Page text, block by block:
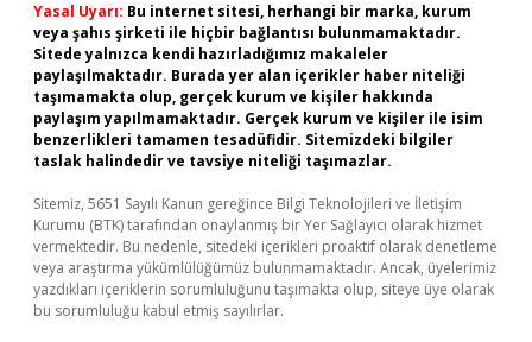
Yasal Uyarı: Bu internet sitesi, herhangi bir marka, kurum
veya şahıs şirketi ile hiçbir bağlantısı bulunmamaktadır.
Sitede yalnızca kendi hazırladığımız makaleler
paylaşılmaktadır. Burada yer alan içerikler haber niteliği
taşımamakta olup, gerçek kurum ve kişiler hakkında
paylaşım yapılmamaktadır. Gerçek kurum ve kişiler ile isim
benzerlikleri tamamen tesadüfidir. Sitemizdeki bilgiler
taslak halindedir ve tavsiye niteliği taşımazlar.
Sitemiz, 5651 Sayılı Kanun gereğince Bilgi Teknolojileri ve İletişim
Kurumu (BTK) tarafından onaylanmış bir Yer Sağlayıcı olarak hizmet
vermektedir. Bu nedenle, sitedeki içerikleri proaktif olarak denetleme
veya araştırma yükümlülüğümüz bulunmamaktadır. Ancak, üyelerimiz
yazdıkları içeriklerin sorumluluğunu taşımakta olup, siteye üye olarak
bu sorumluluğu kabul etmiş sayılırlar.